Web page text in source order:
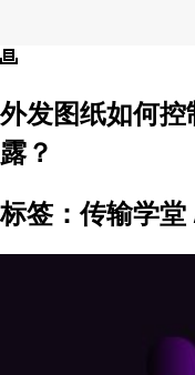
外发图纸如何
露？
标签：传输学堂